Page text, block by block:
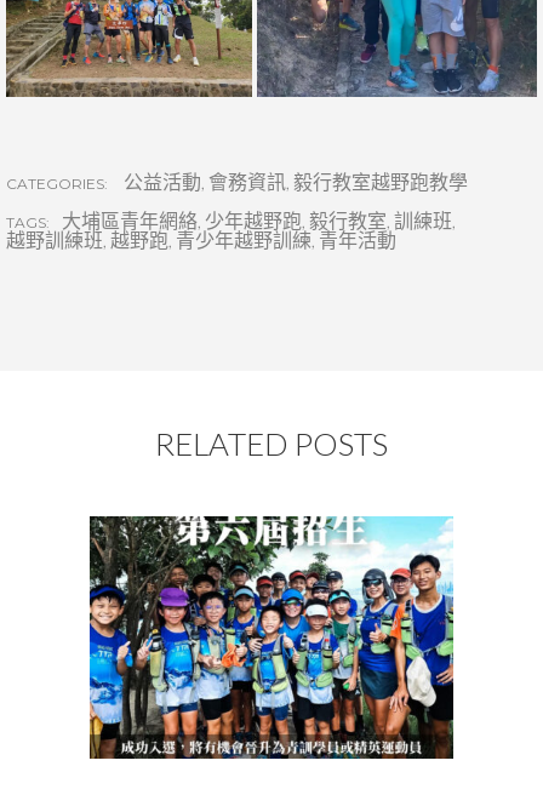
CATEGORIES: 公益活動 會務資訊 毅行教室越野跑教學
TAGS: 大埔區青年網絡 少年越野跑 毅行教室 訓練班
越野訓練班 越野跑 青少年越野訓練 青年活動
RELATED POSTS